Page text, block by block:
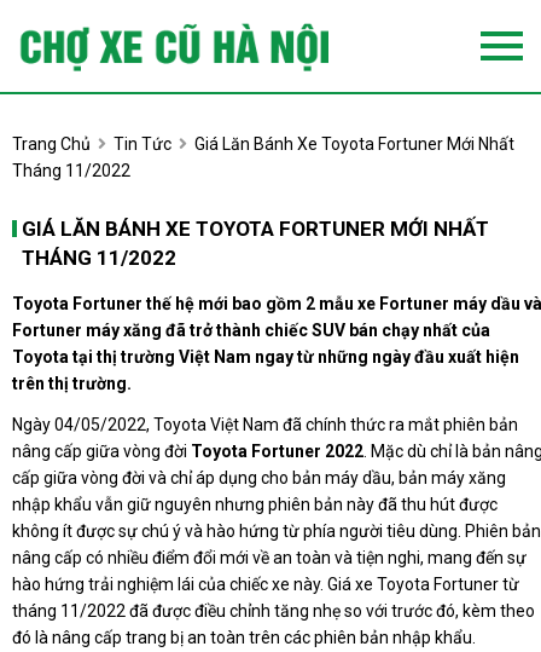
Trang Chủ Tin Tức
Giá Lăn Bánh Xe Toyota Fortuner Mới Nhất
Tháng 11/2022
GIÁ LĂN BÁNH XE TOYOTA FORTUNER MỚI NHẤT
THÁNG 11/2022
Toyota Fortuner thế hệ mới bao gồm 2 mẫu xe Fortuner máy dầu và
Fortuner máy xăng đã trở thành chiếc SUV bán chạy nhất của
Toyota tại thị trường Việt Nam ngay từ những ngày đầu xuất hiện
trên thị trường.
Ngày 04/05/2022, Toyota Việt Nam đã chính thức ra mắt phiên bản
nâng cấp giữa vòng đời Toyota Fortuner 2022 . Mặc dù chỉ là bản
cấp giữa vòng đời và chỉ áp dụng cho bản máy dầu, bản máy xăng
nhập khẩu vẫn giữ nguyên nhưng phiên bản này đã thu hút được
không ít được sự chú ý và hào hứng từ phía người tiêu dùng. Phiên bản
nâng cấp có nhiều điểm đổi mới về an toàn và tiện nghi, mang đến sự
hào hứng trải nghiệm lái của chiếc xe này. Giá xe Toyota Fortuner từ
tháng 11/2022 đã được điều chỉnh tăng nhẹ so với trước đó, kèm theo
đó là nâng cấp trang bị an toàn trên các phiên bản nhập khẩu.